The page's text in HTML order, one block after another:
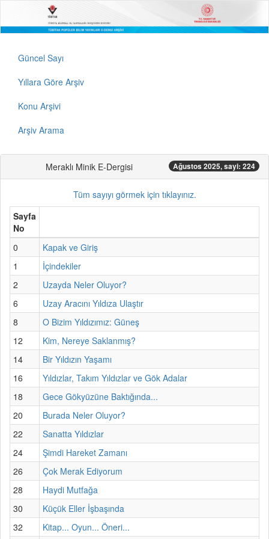
Güncel Sayı
Yıllara Göre Arşiv
Konu Arşivi
Arşiv Arama
Meraklı Minik E-Dergisi Ağustos 2025, sayi: 224
Tüm sayıyı görmek için tıklayınız.
Sayfa
No
0
Kapak ve Giriş
1
İçindekiler
2
Uzayda Neler Oluyor?
6
Uzay Aracını Yıldıza Ulaştır
8
O Bizim Yıldızımız: Güneş
12
Kim, Nereye Saklanmış?
14
Bir Yıldızın Yaşamı
16
Yıldızlar, Takım Yıldızlar ve Gök Adalar
18
Gece Gökyüzüne Baktığında...
20
Burada Neler Oluyor?
22
Sanatta Yıldızlar
24
Şimdi Hareket Zamanı
26
Çok Merak Ediyorum
28
Haydi Mutfağa
30
Küçük Eller İşbaşında
32
Kitap... Oyun... Öneri...